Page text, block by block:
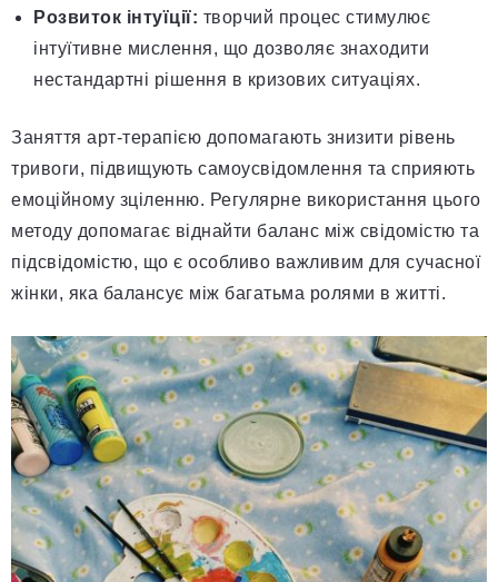
Розвиток інтуїції: творчий процес стимулює
інтуїтивне мислення, що дозволяє знаходити
нестандартні рішення в кризових ситуаціях.
Заняття арт-терапією допомагають знизити рівень
тривоги, підвищують самоусвідомлення та сприяють
емоційному зціленню. Регулярне використання цього
методу допомагає віднайти баланс між свідомістю та
підсвідомістю, що є особливо важливим для сучасної
жінки, яка балансує між багатьма ролями в житті.